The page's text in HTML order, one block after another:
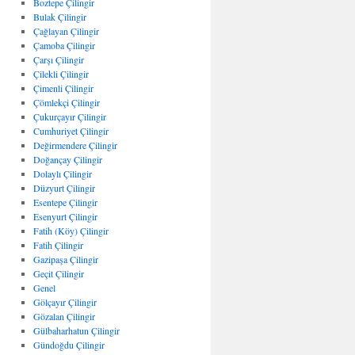
Bulak Çilingir
Çağlayan Çilingir
Çamoba Çilingir
Çarşı Çilingir
Çilekli Çilingir
Çimenli Çilingir
Çömlekçi Çilingir
Çukurçayır Çilingir
Cumhuriyet Çilingir
Değirmendere Çilingir
Doğançay Çilingir
Dolaylı Çilingir
Düzyurt Çilingir
Esentepe Çilingir
Esenyurt Çilingir
Fatih (Köy) Çilingir
Fatih Çilingir
Gazipaşa Çilingir
Geçit Çilingir
Genel
Gölçayır Çilingir
Gözalan Çilingir
Gülbaharhatun Çilingir
Gündoğdu Çilingir